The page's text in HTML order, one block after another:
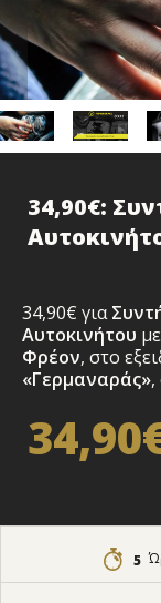
34,90€:
34,90€ για
Αυτοκινήτου
Φρέον, στο
«Γερμαναράς»
5